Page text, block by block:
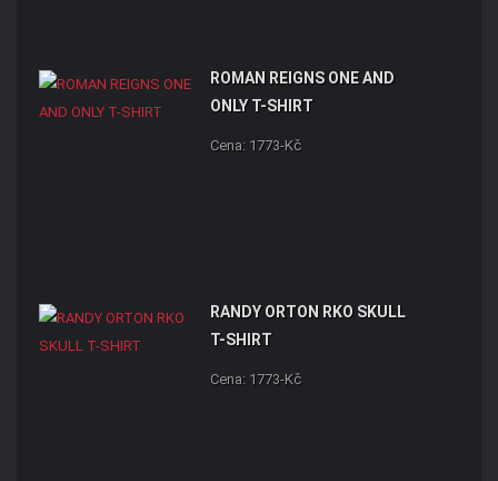
ROMAN REIGNS ONE AND
ONLY T-SHIRT
Cena: 1773-Kč
RANDY ORTON RKO SKULL
T-SHIRT
Cena: 1773-Kč